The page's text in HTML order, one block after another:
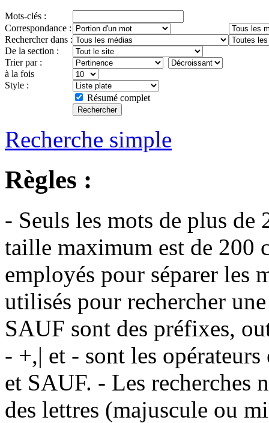
Mots-clés :
Correspondance :
Rechercher dans :
De la section :
Trier par :
à la fois
Style :
Résumé complet
Recherche simple
Règles :
- Seuls les mots de plus de
taille maximum est de 200
employés pour séparer les
utilisés pour rechercher
SAUF sont des préfixes,
- +,| et - sont les
et SAUF. - Les recherches
des lettres (majuscule ou